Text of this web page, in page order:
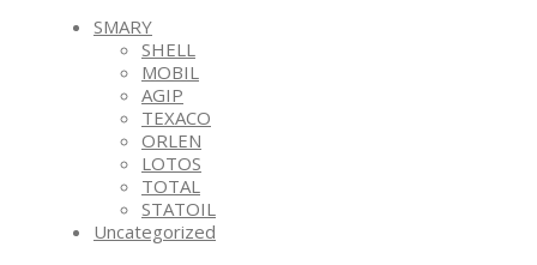
SMARY
SHELL
MOBIL
AGIP
TEXACO
ORLEN
LOTOS
TOTAL
STATOIL
Uncategorized